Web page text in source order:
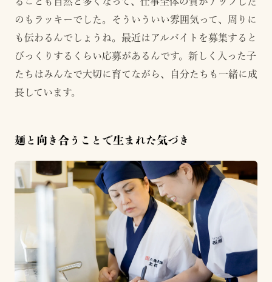
のもラッキーでした。そういういい雰囲気って、周りに
も伝わるんでしょうね。最近はアルバイトを募集すると
びっくりするくらい応募があるんです。新しく入った子
たちはみんなで大切に育てながら、自分たちも一緒に成
長しています。
麺と向き合うことで生まれた気づき